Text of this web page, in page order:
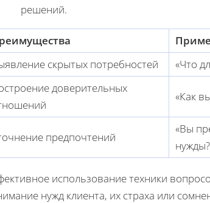
решений.
скрытых потребностей
«Что
доверительных
«Как
предпочтений
«Вы
использование техники
нужд клиента, их страха или